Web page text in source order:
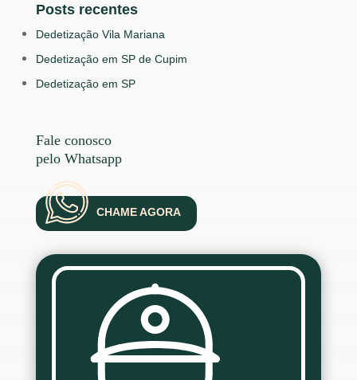
Posts recentes
Dedetização Vila Mariana
Dedetização em SP de Cupim
Dedetização em SP
Fale conosco
pelo Whatsapp
CHAME AGORA